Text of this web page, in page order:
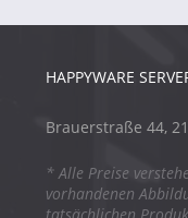
HAPPYWARE
Brauerstraße 44,
* Alle Preise
vorhandenen
tatsächlichen